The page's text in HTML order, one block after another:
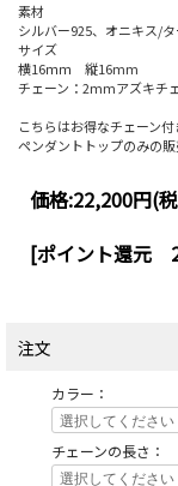
素材
シルバー925、オニキス/
サイズ
横16ｍｍ 縦16mm
チェーン：2mmアズキチ
こちらはお得なチェーン付
ペンダントトップのみの販
価格:22,200円(
[ポイント還元
注文
カラー：
チェーンの長さ：